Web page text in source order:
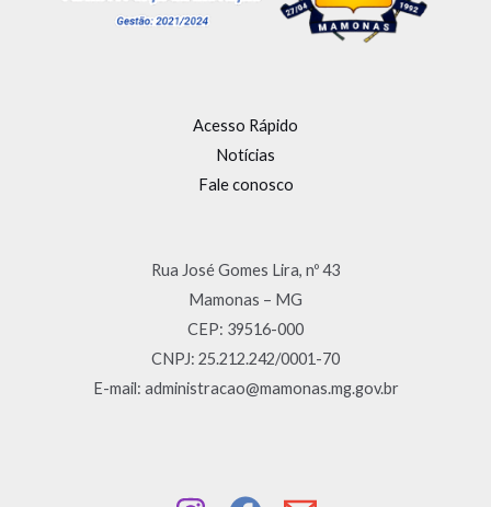
Acesso Rápido
Notícias
Fale conosco
Rua José Gomes Lira, nº 43
Mamonas – MG
CEP: 39516-000
CNPJ: 25.212.242/0001-70
E-mail: administracao@mamonas.mg.gov.br